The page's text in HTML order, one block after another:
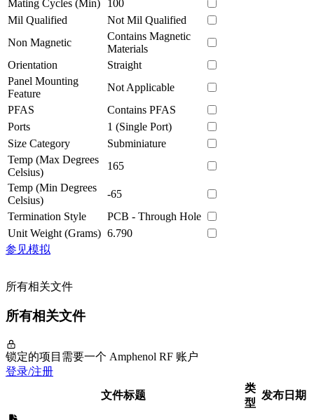
Mating Cycles (Min)
100
Mil Qualified
Not Mil Qualified
Non Magnetic
Contains Magnetic
Materials
Orientation
Straight
Panel Mounting
Feature
Not Applicable
PFAS
Contains PFAS
Ports
1 (Single Port)
Size Category
Subminiature
Temp (Max Degrees
Celsius)
165
Temp (Min Degrees
Celsius)
-65
Termination Style
PCB - Through Hole
Unit Weight (Grams) 6.790
参见模拟
所有相关文件
所有相关文件
锁定的项目需要一个 Amphenol RF 账户
登录/注册
文件标题
类
型
发布日期